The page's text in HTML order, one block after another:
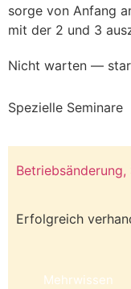
sorge von Anfang
mit der 2 und 3
Nicht warten —
Spezielle Seminare
Erfolgreich
Mehrwissen